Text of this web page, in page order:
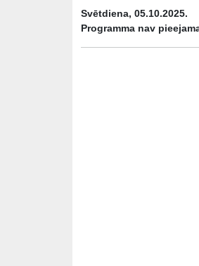
Svētdiena, 05.10.2025.
Programma nav